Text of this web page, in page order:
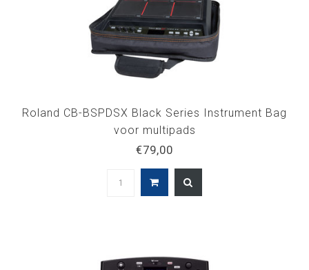
Roland CB-BSPDSX Black Series Instrument Bag
voor multipads
€79,00